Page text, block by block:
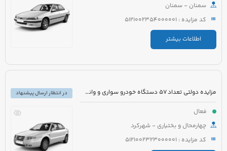
سمنان - سمنان
کد مزایده : 5121002354000001
اطلاعات بیشتر
مزایده دولتی تعداد 57 دستگاه خودرو سواری و وانت قابل شماره گذاری و غیر قابل شماره گذاری
فعال
چهارمحال و بختیاری - شهرکرد
کد مزایده : 5121002323000001
در انتظار ارسال پیشنهاد